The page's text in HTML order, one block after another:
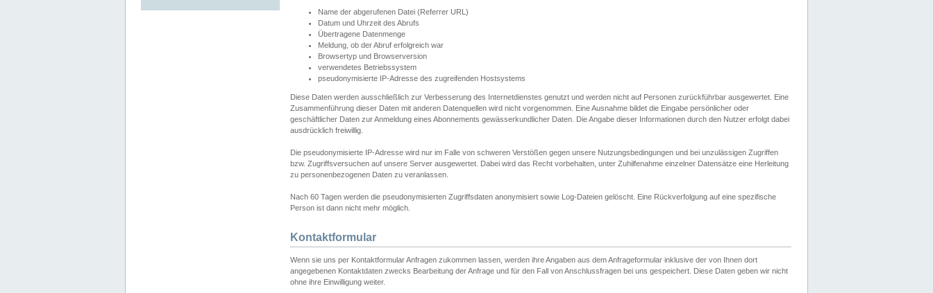
Name der abgerufenen Datei (Referrer URL)
Datum und Uhrzeit des Abrufs
Übertragene Datenmenge
Meldung, ob der Abruf erfolgreich war
Browsertyp und Browserversion
verwendetes Betriebssystem
pseudonymisierte IP-Adresse des zugreifenden Hostsystems
Diese Daten werden ausschließlich zur Verbesserung des Internetdienstes genutzt und werden nicht auf Personen zurückführbar ausgewertet. Eine
Zusammenführung dieser Daten mit anderen Datenquellen wird nicht vorgenommen. Eine Ausnahme bildet die Eingabe persönlicher oder
geschäftlicher Daten zur Anmeldung eines Abonnements gewässerkundlicher Daten. Die Angabe dieser Informationen durch den Nutzer erfolgt dabei
ausdrücklich freiwillig.
Die pseudonymisierte IP-Adresse wird nur im Falle von schweren Verstößen gegen unsere Nutzungsbedingungen und bei unzulässigen Zugriffen
bzw. Zugriffsversuchen auf unsere Server ausgewertet. Dabei wird das Recht vorbehalten, unter Zuhilfenahme einzelner Datensätze eine Herleitung
zu personenbezogenen Daten zu veranlassen.
Nach 60 Tagen werden die pseudonymisierten Zugriffsdaten anonymisiert sowie Log-Dateien gelöscht. Eine Rückverfolgung auf eine spezifische
Person ist dann nicht mehr möglich.
Kontaktformular
Wenn sie uns per Kontaktformular Anfragen zukommen lassen, werden ihre Angaben aus dem Anfrageformular inklusive der von Ihnen dort
angegebenen Kontaktdaten zwecks Bearbeitung der Anfrage und für den Fall von Anschlussfragen bei uns gespeichert. Diese Daten geben wir nicht
ohne ihre Einwilligung weiter.